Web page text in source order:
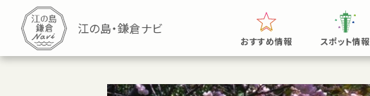
おすすめ情報 スポット情報